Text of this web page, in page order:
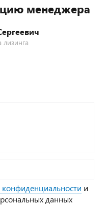
менеджера
лизинга
и
данных